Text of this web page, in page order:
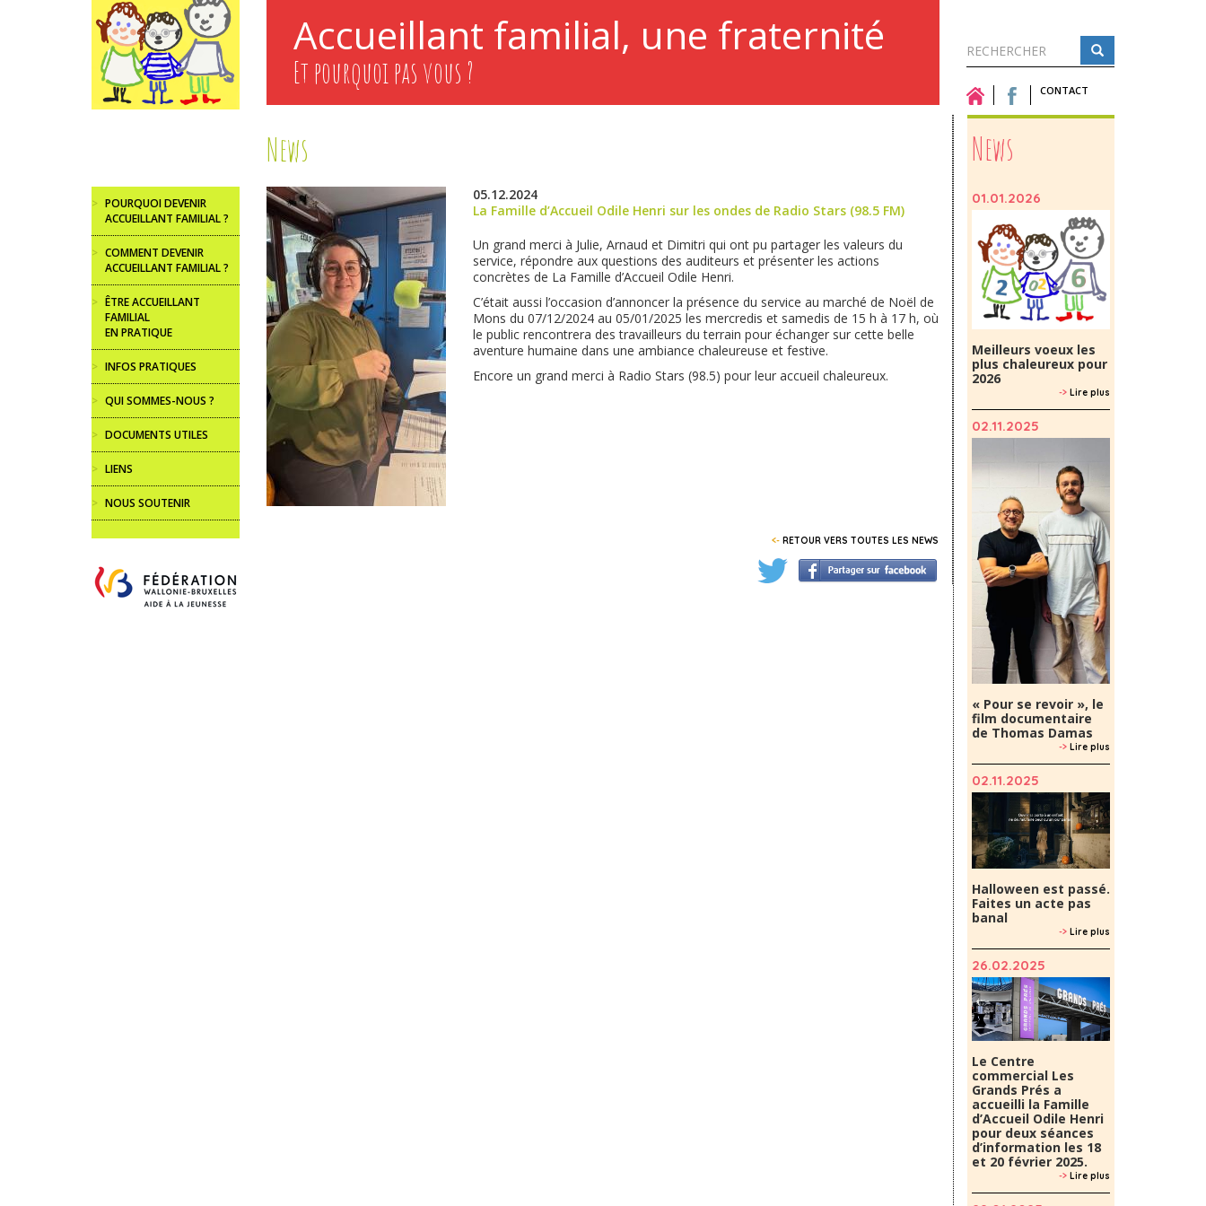
Accueillant familial, une fraternité
Et pourquoi pas vous ?
Formulaire
de
recherche
Rechercher CONTACT
> POURQUOI DEVENIR
ACCUEILLANT FAMILIAL ?
> COMMENT DEVENIR
ACCUEILLANT FAMILIAL ?
> ÊTRE ACCUEILLANT
FAMILIAL
EN PRATIQUE
> INFOS PRATIQUES
> QUI SOMMES-NOUS ?
> DOCUMENTS UTILES
> LIENS
> NOUS SOUTENIR
News
05.12.2024
La Famille d’Accueil Odile Henri sur les ondes de Radio Stars (98.5 FM)
Un grand merci à Julie, Arnaud et Dimitri qui ont pu partager les valeurs du
service, répondre aux questions des auditeurs et présenter les actions
concrètes de La Famille d’Accueil Odile Henri.
C’était aussi l’occasion d’annoncer la présence du service au marché de Noël de
Mons du 07/12/2024 au 05/01/2025 les mercredis et samedis de 15 h à 17 h, où
le public rencontrera des travailleurs du terrain pour échanger sur cette belle
aventure humaine dans une ambiance chaleureuse et festive.
Encore un grand merci à Radio Stars (98.5) pour leur accueil chaleureux.
<- RETOUR VERS TOUTES LES NEWS
News
01.01.2026
Meilleurs voeux les
plus chaleureux pour
2026
-> Lire plus
02.11.2025
« Pour se revoir », le
film documentaire
de Thomas Damas
-> Lire plus
02.11.2025
Halloween est passé.
Faites un acte pas
banal
-> Lire plus
26.02.2025
Le Centre
commercial Les
Grands Prés a
accueilli la Famille
d’Accueil Odile Henri
pour deux séances
d’information les 18
et 20 février 2025.
-> Lire plus